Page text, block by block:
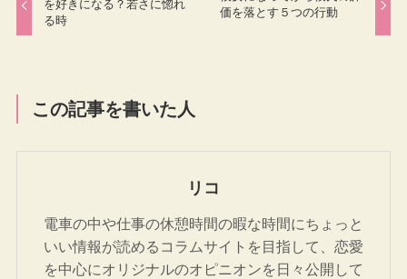
を好きになる？若さに惚れ
る時
価を落とす５つの行動
この記事を書いた人
リコ
電車の中や仕事の休憩時間の暇な時間にちょっと
いい情報が読めるコラムサイトを目指して、恋愛
を中心にオリジナルのオピニオンを日々公開して